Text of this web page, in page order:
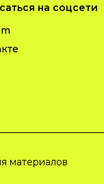
на соцсети
материалов